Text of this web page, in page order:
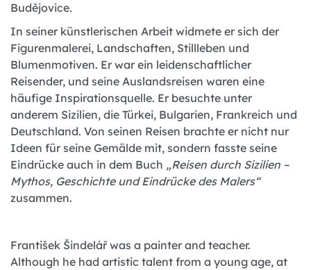
Budějovice.
In seiner künstlerischen Arbeit widmete er sich der
Figurenmalerei, Landschaften, Stillleben und
Blumenmotiven. Er war ein leidenschaftlicher
Reisender, und seine Auslandsreisen waren eine
häufige Inspirationsquelle. Er besuchte unter
anderem Sizilien, die Türkei, Bulgarien, Frankreich und
Deutschland. Von seinen Reisen brachte er nicht nur
Ideen für seine Gemälde mit, sondern fasste seine
Eindrücke auch in dem Buch „Reisen durch Sizilien –
Mythos, Geschichte und Eindrücke des Malers“
zusammen.
František Šindelář was a painter and teacher.
Although he had artistic talent from a young age, at